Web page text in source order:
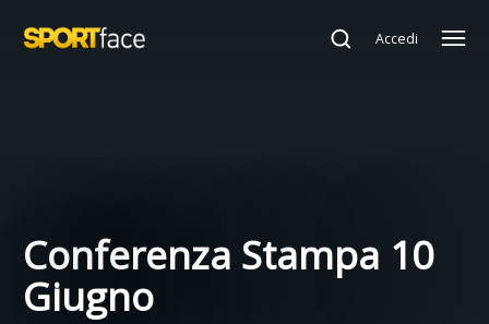
Accedi
Conferenza Stampa 10
Giugno